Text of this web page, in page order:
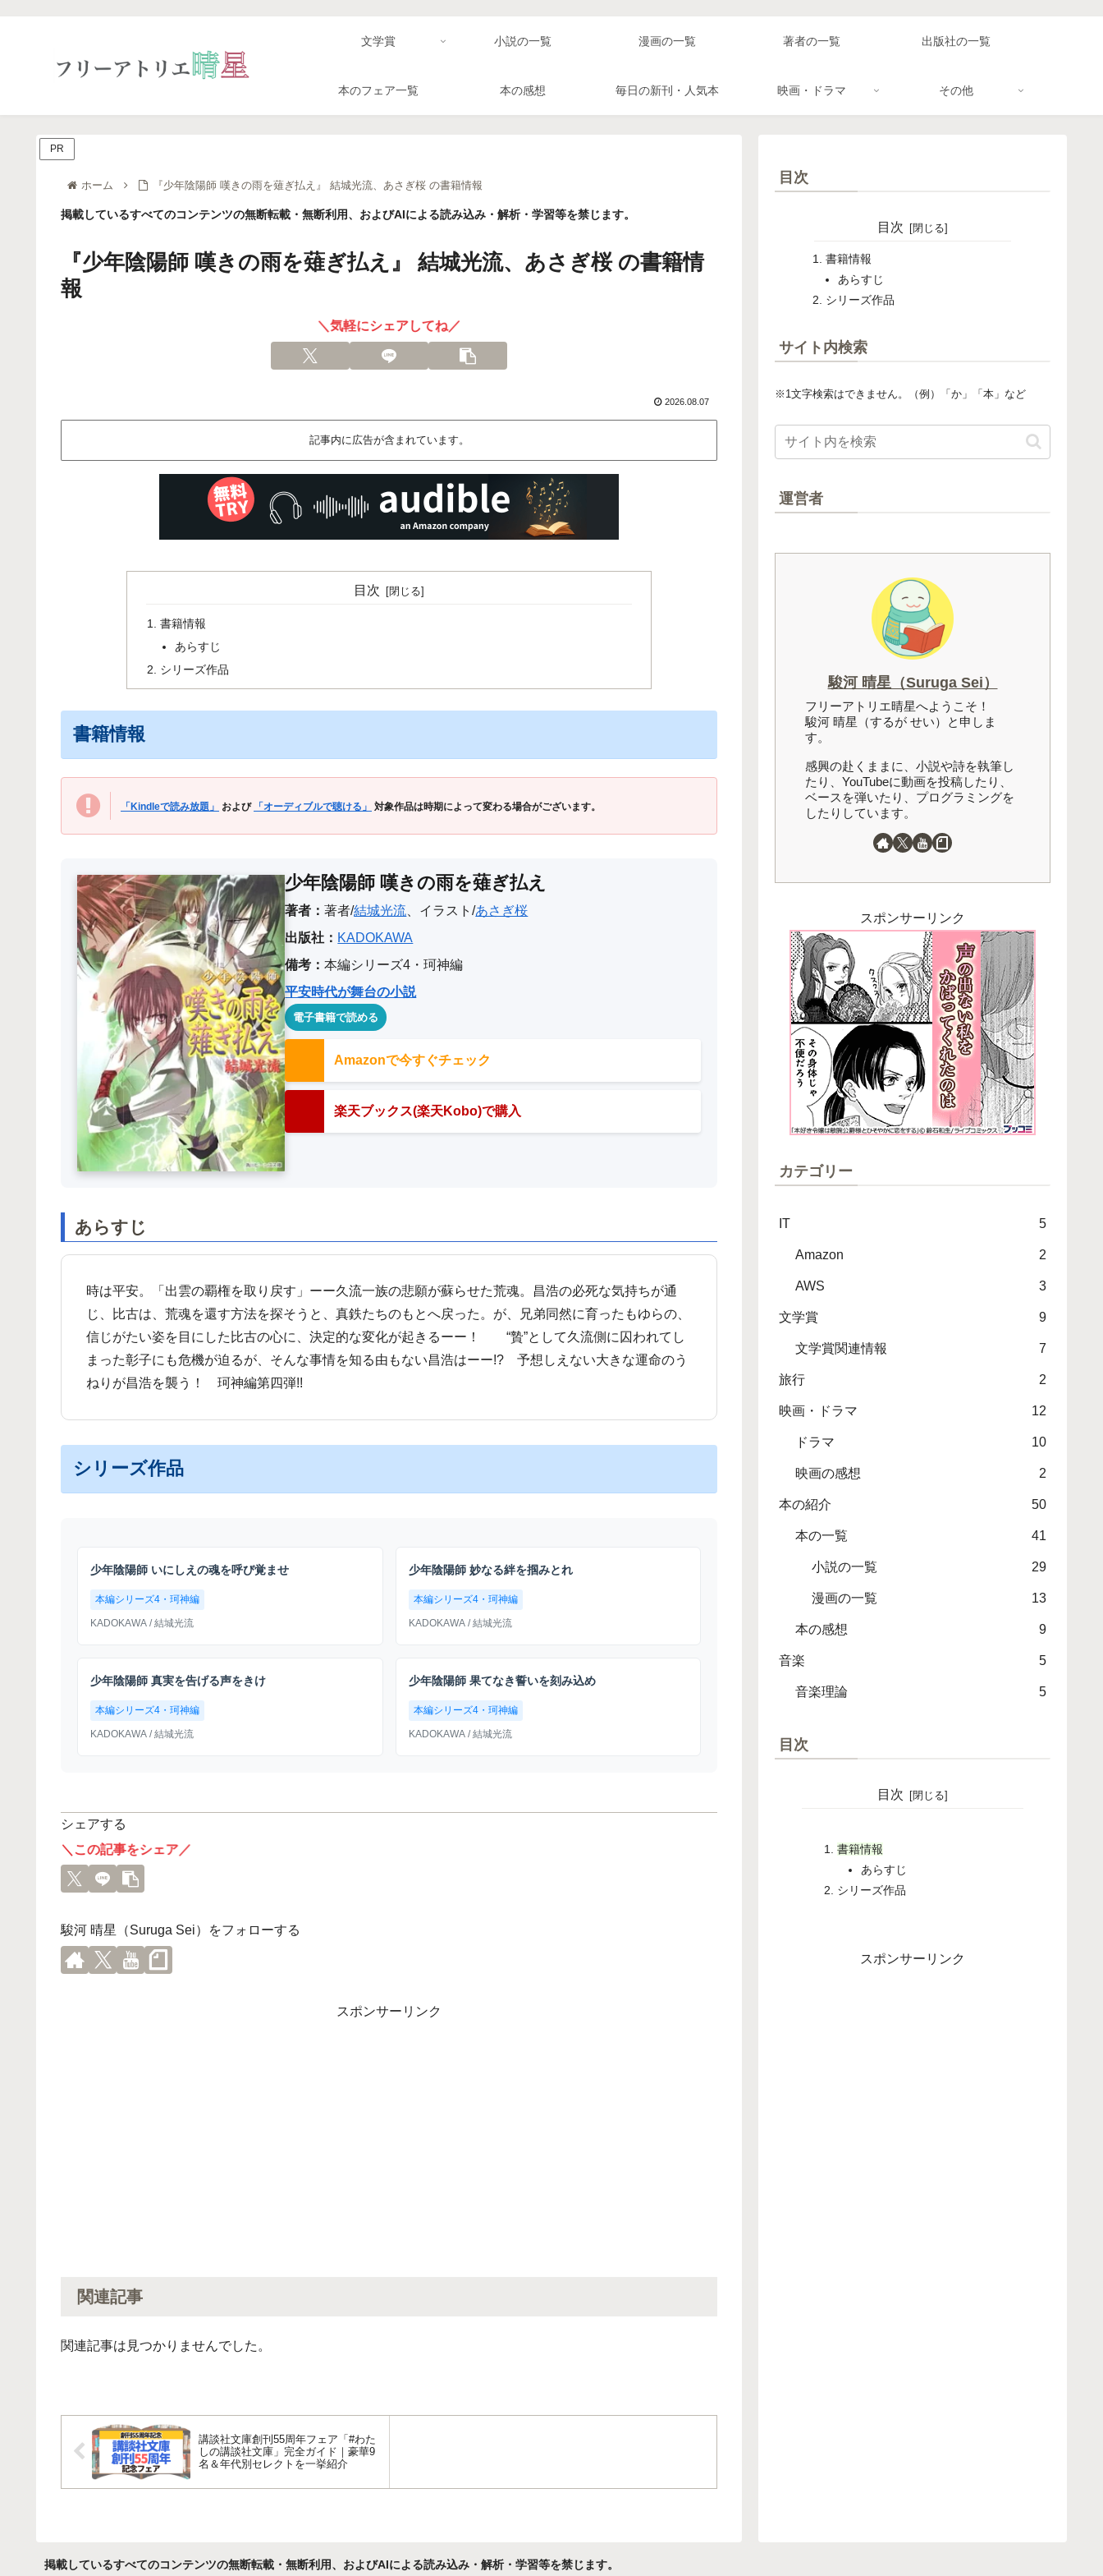
文学賞 小説の一覧 漫画の一覧 著者の一覧 出版社の一覧
本のフェア一覧 本の感想 毎日の新刊・人気本 映画・ドラマ その他
ホーム 『少年陰陽師 嘆きの雨を薙ぎ払え』 結城光流、あさぎ桜 の書籍情報
掲載しているすべてのコンテンツの無断転載・無断利用、およびAIによる読み込み・解析・学習等を禁じます。
『少年陰陽師 嘆きの雨を薙ぎ払え』 結城光流、あさぎ桜 の書籍情
報
＼気軽にシェアしてね／
2026.08.07
記事内に広告が含まれています。
PR
目次
書籍情報
あらすじ
シリーズ作品
書籍情報
「Kindleで読み放題」 および 「オーディブルで聴ける」 対象作品は時期によって変わる場合がございます。
少年陰陽師 嘆きの雨を薙ぎ払え
著者：著者/結城光流 、イラスト/あさぎ桜
出版社： KADOKAWA
備考：本編シリーズ4・珂神編
平安時代が舞台の小説
電子書籍で読める
Amazonで今すぐチェック
楽天ブックス(楽天Kobo)で購入
あらすじ
時は平安。「出雲の覇権を取り戻す」ーー久流一族の悲願が蘇らせた荒魂。昌浩の必死な気持ちが通
じ、比古は、荒魂を還す方法を探そうと、真鉄たちのもとへ戻った。が、兄弟同然に育ったもゆらの、
信じがたい姿を目にした比古の心に、決定的な変化が起きるーー！ “贄”として久流側に囚われてし
まった彰子にも危機が迫るが、そんな事情を知る由もない昌浩はーー!? 予想しえない大きな運命のう
ねりが昌浩を襲う！ 珂神編第四弾!!
シリーズ作品
少年陰陽師 いにしえの魂を呼び覚ませ
本編シリーズ4・珂神編
KADOKAWA / 結城光流
少年陰陽師 妙なる絆を掴みとれ
本編シリーズ4・珂神編
KADOKAWA/ 結城光流
少年陰陽師 真実を告げる声をきけ
本編シリーズ4・珂神編
KADOKAWA / 結城光流
少年陰陽師 果てなき誓いを刻み込め
本編シリーズ4・珂神編
KADOKAWA/ 結城光流
シェアする
＼この記事をシェア／
駿河 晴星（Suruga Sei）をフォローする
スポンサーリンク
関連記事
関連記事は見つかりませんでした。
講談社文庫創刊55周年フェア「#わた
しの講談社文庫」完全ガイド｜豪華9
名＆年代別セレクトを一挙紹介
目次
目次
書籍情報
あらすじ
シリーズ作品
サイト内検索
※1文字検索はできません。（例）「か」「本」など
運営者
駿河 晴星（Suruga Sei）
フリーアトリエ晴星へようこそ！
駿河 晴星（するが せい）と申しま
す。
感興の赴くままに、小説や詩を執筆し
たり、YouTubeに動画を投稿したり、
ベースを弾いたり、プログラミングを
したりしています。
スポンサーリンク
カテゴリー
IT 5
Amazon 2
AWS 3
文学賞 9
文学賞関連情報 7
旅行 2
映画・ドラマ 12
ドラマ 10
映画の感想 2
本の紹介 50
本の一覧 41
小説の一覧 29
漫画の一覧 13
本の感想 9
音楽 5
音楽理論 5
目次
目次
書籍情報
あらすじ
シリーズ作品
スポンサーリンク
掲載しているすべてのコンテンツの無断転載・無断利用、およびAIによる読み込み・解析・学習等を禁じます。